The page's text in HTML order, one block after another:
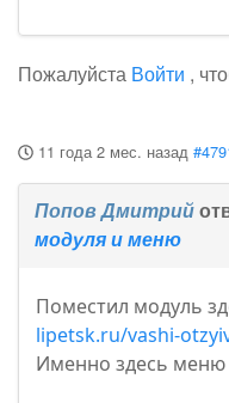
Пожалуйста Войти ,
11 года 2 мес. назад
Попов Дмитрий
модуля и меню
Поместил модуль
lipetsk.ru/vashi-
Именно здесь меню